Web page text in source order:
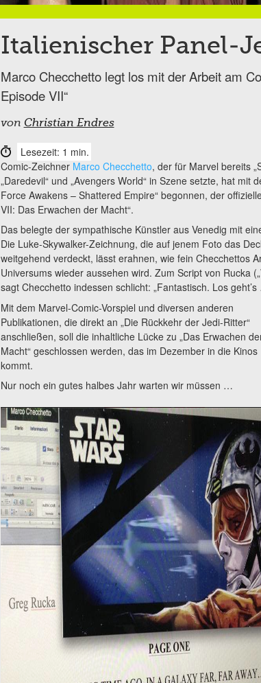
Italienischer Panel-
Marco Checchetto legt los mit der Arbeit am
Episode VII“
von Christian Endres
Lesezeit: 1 min.
Comic-Zeichner Marco Checchetto, der für Marvel bereits
„Daredevil“ und „Avengers World“ in Szene setzte, hat mit
Force Awakens – Shattered Empire“ begonnen, der
VII: Das Erwachen der Macht“.
Das belegte der sympathische Künstler aus Venedig mit
Die Luke-Skywalker-Zeichnung, die auf jenem Foto das
weitgehend verdeckt, lässt erahnen, wie fein Checchettos
Universums wieder aussehen wird. Zum Script von Rucka
sagt Checchetto indessen schlicht: „Fantastisch. Los
Mit dem Marvel-Comic-Vorspiel und diversen anderen
Publikationen, die direkt an „Die Rückkehr der Jedi-Ritter“
anschließen, soll die inhaltliche Lücke zu „Das Erwachen
Macht“ geschlossen werden, das im Dezember in die Kinos
kommt.
Nur noch ein gutes halbes Jahr warten wir müssen …